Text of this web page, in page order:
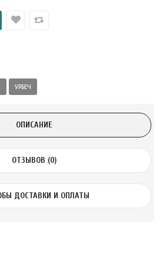
УРБЕЧ
ОПИСАНИЕ
ОТЗЫВОВ (0)
ДОСТАВКИ И ОПЛАТЫ